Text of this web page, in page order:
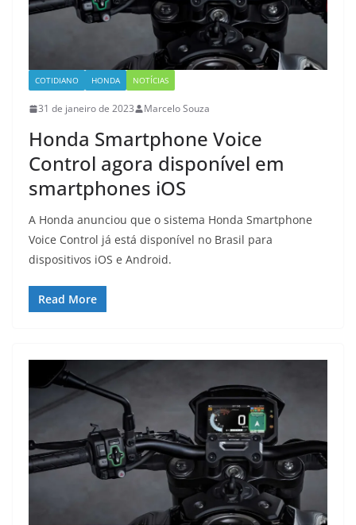
COTIDIANO HONDA NOTÍCIAS
31 de janeiro de 2023 Marcelo Souza
Honda Smartphone Voice
Control agora disponível em
smartphones iOS
A Honda anunciou que o sistema Honda Smartphone
Voice Control já está disponível no Brasil para
dispositivos iOS e Android.
Read More